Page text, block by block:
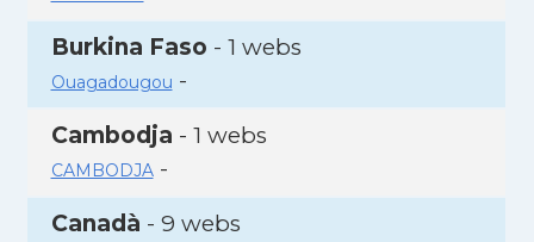
Burkina Faso - 1 webs
Ouagadougou -
Cambodja - 1 webs
CAMBODJA-
Canadà - 9 webs